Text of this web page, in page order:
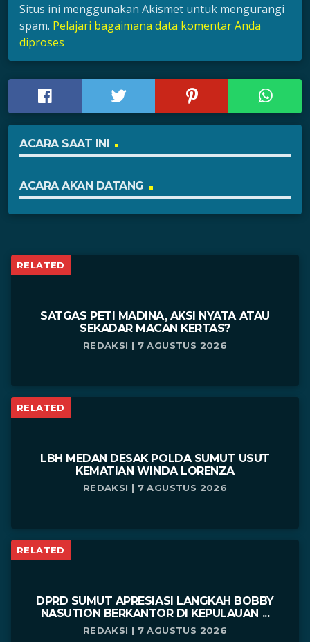
Situs ini menggunakan Akismet untuk mengurangi
spam. Pelajari bagaimana data komentar Anda
diproses
ACARA SAAT INI
ACARA AKAN DATANG
RELATED
SATGAS PETI MADINA, AKSI NYATA ATAU
SEKADAR MACAN KERTAS?
REDAKSI | 7 AGUSTUS 2026
RELATED
LBH MEDAN DESAK POLDA SUMUT USUT
KEMATIAN WINDA LORENZA
REDAKSI | 7 AGUSTUS 2026
RELATED
DPRD SUMUT APRESIASI LANGKAH BOBBY
NASUTION BERKANTOR DI KEPULAUAN ...
REDAKSI | 7 AGUSTUS 2026